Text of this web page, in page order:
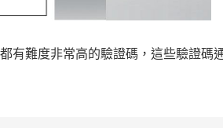
有難度非常高的驗證碼，這些驗證碼